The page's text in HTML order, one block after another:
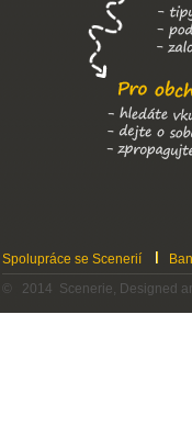
Spolupráce se Scenerií
© 2014 Scenerie, Designed